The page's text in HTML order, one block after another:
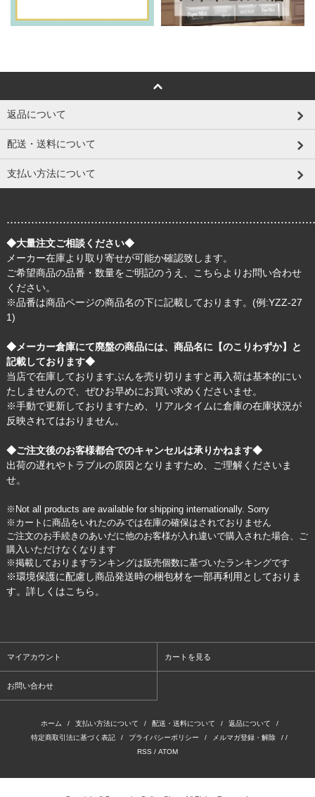
返品について
配送・送料について
支払い方法について
◆大量注文ご相談ください◆
メーカー在庫より取り寄せが可能か確認致します。
ご希望商品の品番・数量をご明記のうえ、
こちら よりお問い合わせ
ください。
※品番は商品ページの商品名の下に記載しております。(例:YZZ-27
1)
◆メーカー倉庫にて廃盤の商品には、商品名に【のこりわずか】と
記載しております◆
当店で在庫しておりますぶんを売り切りますと再入荷は基本的にい
たしませんので、ぜひお早めにお買い求めくださいませ。
※手動で更新しておりますため、リアルタイムに倉庫の在庫状況が
反映されてはおりません。
◆ご注文後のお客様都合でのキャンセルは承りかねます◆
出荷の遅れやトラブルの原因となりますため、ご理解くださいま
せ。
※Not all products are available for shipping internationally. Sorry
※カートに商品をいれたのみでは在庫の確保はされておりません
ご注文のお手続きのあいだに他のお客様が入れ違いで購入された場合、ご
購入いただけなくなります
※掲載しておりますランキングは販売個数に基づいたランキングです
※環境保護に配慮し商品発送時の梱包材を一部再利用としておりま
す。詳しくはこちら 。
マイアカウント カートを見る
お問い合わせ
ホーム / 支払い方法について / 配送・送料について / 返品について
/
特定商取引法に基づく表記
/ プライバシーポリシー / メルマガ登録・解除
/ /
RSS / ATOM